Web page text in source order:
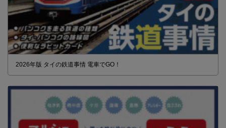
2026年版 タイの鉄道事情 電車でGO！